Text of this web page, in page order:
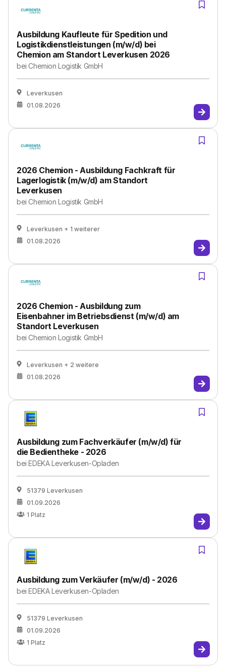
Ausbildung Kaufleute für Spedition und
Logistikdienstleistungen (m/w/d) bei
Chemion am Standort Leverkusen 2026
beiChemion Logistik GmbH
Leverkusen
01.08.2026
2026 Chemion - Ausbildung Fachkraft für
Lagerlogistik (m/w/d) am Standort
Leverkusen
beiChemion Logistik GmbH
Leverkusen + 1 weiterer
01.08.2026
2026 Chemion - Ausbildung zum
Eisenbahner im Betriebsdienst (m/w/d) am
Standort Leverkusen
beiChemion Logistik GmbH
Leverkusen + 2 weitere
01.08.2026
Ausbildung zum Fachverkäufer (m/w/d) für
die Bedientheke - 2026
beiEDEKA Leverkusen-Opladen
51379 Leverkusen
01.09.2026
1 Platz
Ausbildung zum Verkäufer (m/w/d) - 2026
beiEDEKA Leverkusen-Opladen
51379 Leverkusen
01.09.2026
1 Platz